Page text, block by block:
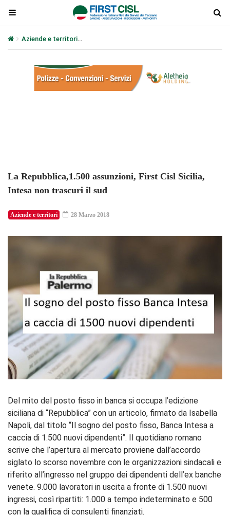
Aziende e territori
La Repubblica,1.500 assunzioni, First Cisl Sicilia,
Intesa non trascuri il sud
Aziende e territori 28 Marzo 2018
Del mito del posto fisso in banca si occupa l’edizione
siciliana di “Repubblica” con un articolo, firmato da Isabella
Napoli, dal titolo “Il sogno del posto fisso, Banca Intesa a
caccia di 1.500 nuovi dipendenti”. Il quotidiano romano
scrive che l’apertura al mercato proviene dall’accordo
siglato lo scorso novembre con le organizzazioni sindacali e
riferito all’ingresso nel gruppo dei dipendenti dell’ex banche
venete. 9.000 lavoratori in uscita a fronte di 1.500 nuovi
ingressi, così ripartiti: 1.000 a tempo indeterminato e 500
con la qualifica di consulenti finanziati.